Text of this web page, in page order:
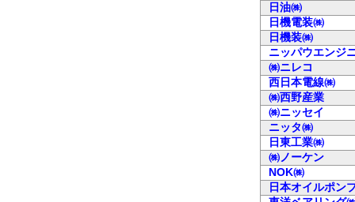
日油㈱
日機電装㈱
日機装㈱
ニッパウエンジ
㈱ニレコ
西日本電線㈱
㈱西野産業
㈱ニッセイ
ニッタ㈱
日東工業㈱
㈱ノーケン
NOK㈱
日本オイルポン